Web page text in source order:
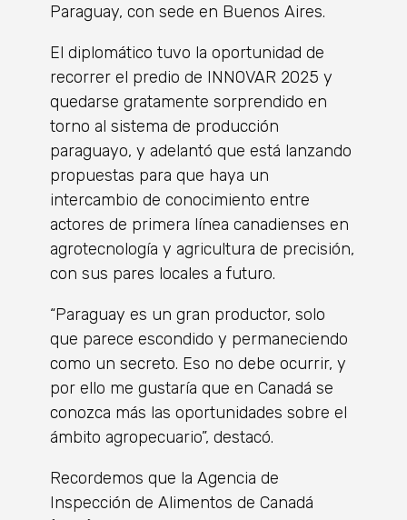
Paraguay, con sede en Buenos Aires.
El diplomático tuvo la oportunidad de
recorrer el predio de INNOVAR 2025 y
quedarse gratamente sorprendido en
torno al sistema de producción
paraguayo, y adelantó que está lanzando
propuestas para que haya un
intercambio de conocimiento entre
actores de primera línea canadienses en
agrotecnología y agricultura de precisión,
con sus pares locales a futuro.
“Paraguay es un gran productor, solo
que parece escondido y permaneciendo
como un secreto. Eso no debe ocurrir, y
por ello me gustaría que en Canadá se
conozca más las oportunidades sobre el
ámbito agropecuario”, destacó.
Recordemos que la Agencia de
Inspección de Alimentos de Canadá